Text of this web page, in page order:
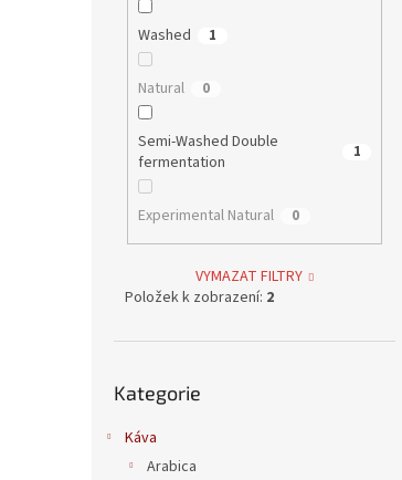
Washed 1
Natural 0
Semi-Washed Double
fermentation
1
Experimental Natural 0
VYMAZAT FILTRY
Položek k zobrazení: 2
kategorie
Kategorie
Káva
Arabica